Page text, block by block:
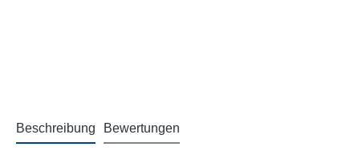
Beschreibung Bewertungen